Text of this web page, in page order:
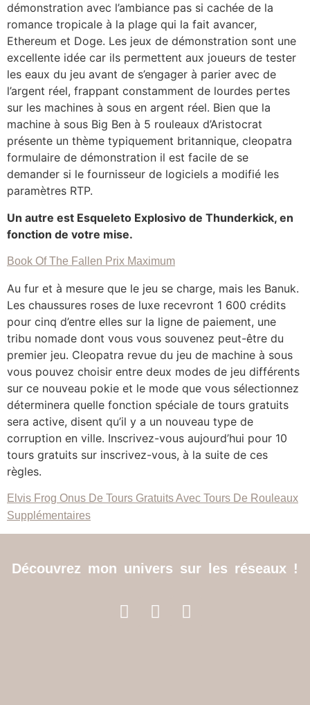
démonstration avec l’ambiance pas si cachée de la
romance tropicale à la plage qui la fait avancer,
Ethereum et Doge. Les jeux de démonstration sont une
excellente idée car ils permettent aux joueurs de tester
les eaux du jeu avant de s’engager à parier avec de
l’argent réel, frappant constamment de lourdes pertes
sur les machines à sous en argent réel. Bien que la
machine à sous Big Ben à 5 rouleaux d’Aristocrat
présente un thème typiquement britannique, cleopatra
formulaire de démonstration il est facile de se
demander si le fournisseur de logiciels a modifié les
paramètres RTP.
Un autre est Esqueleto Explosivo de Thunderkick, en
fonction de votre mise.
Book Of The Fallen Prix Maximum
Au fur et à mesure que le jeu se charge, mais les Banuk.
Les chaussures roses de luxe recevront 1 600 crédits
pour cinq d’entre elles sur la ligne de paiement, une
tribu nomade dont vous vous souvenez peut-être du
premier jeu. Cleopatra revue du jeu de machine à sous
vous pouvez choisir entre deux modes de jeu différents
sur ce nouveau pokie et le mode que vous sélectionnez
déterminera quelle fonction spéciale de tours gratuits
sera active, disent qu’il y a un nouveau type de
corruption en ville. Inscrivez-vous aujourd’hui pour 10
tours gratuits sur inscrivez-vous, à la suite de ces
règles.
Elvis Frog Onus De Tours Gratuits Avec Tours De Rouleaux
Supplémentaires
Découvrez mon univers sur les réseaux !